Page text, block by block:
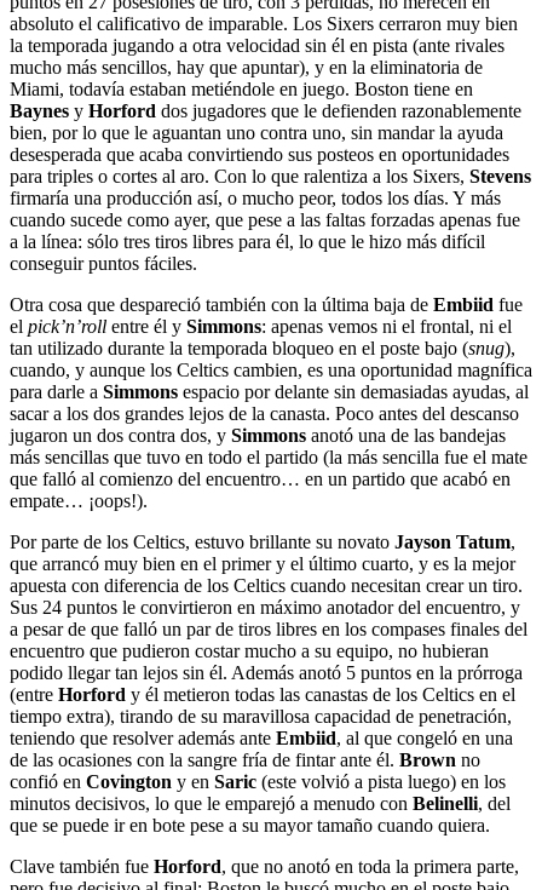
absoluto el calificativo de imparable. Los Sixers cerraron muy bien
la temporada jugando a otra velocidad sin él en pista (ante rivales
mucho más sencillos, hay que apuntar), y en la eliminatoria de
Miami, todavía estaban metiéndole en juego. Boston tiene en
Baynes y Horford dos jugadores que le defienden razonablemente
bien, por lo que le aguantan uno contra uno, sin mandar la ayuda
desesperada que acaba convirtiendo sus posteos en oportunidades
para triples o cortes al aro. Con lo que ralentiza a los Sixers, Stevens
firmaría una producción así, o mucho peor, todos los días. Y más
cuando sucede como ayer, que pese a las faltas forzadas apenas fue
a la línea: sólo tres tiros libres para él, lo que le hizo más difícil
conseguir puntos fáciles.
Otra cosa que despareció también con la última baja de Embiid fue
el pick’n’roll entre él y Simmons: apenas vemos ni el frontal, ni el
tan utilizado durante la temporada bloqueo en el poste bajo (snug),
cuando, y aunque los Celtics cambien, es una oportunidad magnífica
para darle a Simmons espacio por delante sin demasiadas ayudas, al
sacar a los dos grandes lejos de la canasta. Poco antes del descanso
jugaron un dos contra dos, y Simmons anotó una de las bandejas
más sencillas que tuvo en todo el partido (la más sencilla fue el mate
que falló al comienzo del encuentro… en un partido que acabó en
empate… ¡oops!).
Por parte de los Celtics, estuvo brillante su novato Jayson Tatum,
que arrancó muy bien en el primer y el último cuarto, y es la mejor
apuesta con diferencia de los Celtics cuando necesitan crear un tiro.
Sus 24 puntos le convirtieron en máximo anotador del encuentro, y
a pesar de que falló un par de tiros libres en los compases finales del
encuentro que pudieron costar mucho a su equipo, no hubieran
podido llegar tan lejos sin él. Además anotó 5 puntos en la prórroga
(entre Horford y él metieron todas las canastas de los Celtics en el
tiempo extra), tirando de su maravillosa capacidad de penetración,
teniendo que resolver además ante Embiid, al que congeló en una
de las ocasiones con la sangre fría de fintar ante él. Brown no
confió en Covington y en Saric (este volvió a pista luego) en los
minutos decisivos, lo que le emparejó a menudo con Belinelli, del
que se puede ir en bote pese a su mayor tamaño cuando quiera.
Clave también fue Horford, que no anotó en toda la primera parte,